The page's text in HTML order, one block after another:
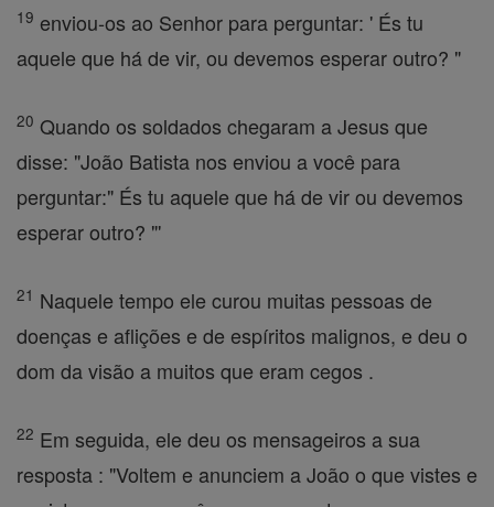
19 enviou-os ao Senhor para perguntar: ' És tu
aquele que há de vir, ou devemos esperar outro? "
20 Quando os soldados chegaram a Jesus que
disse: "João Batista nos enviou a você para
perguntar:" És tu aquele que há de vir ou devemos
esperar outro? "'
21 Naquele tempo ele curou muitas pessoas de
doenças e aflições e de espíritos malignos, e deu o
dom da visão a muitos que eram cegos .
22 Em seguida, ele deu os mensageiros a sua
resposta : "Voltem e anunciem a João o que vistes e